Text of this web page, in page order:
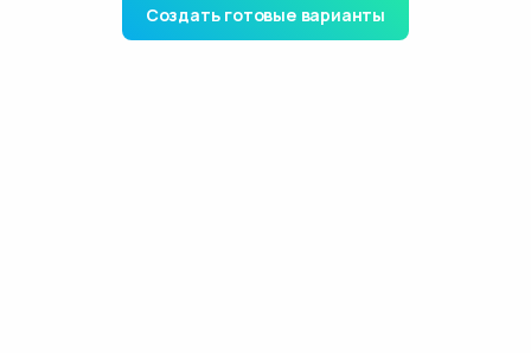
Создать готовые варианты